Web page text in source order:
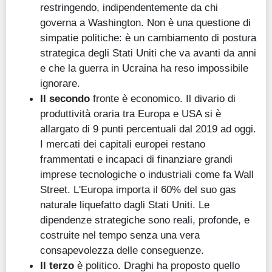
restringendo, indipendentemente da chi
governa a Washington. Non è una questione di
simpatie politiche: è un cambiamento di postura
strategica degli Stati Uniti che va avanti da anni
e che la guerra in Ucraina ha reso impossibile
ignorare.
Il secondo fronte è economico. Il divario di
produttività oraria tra Europa e USA si è
allargato di 9 punti percentuali dal 2019 ad oggi.
I mercati dei capitali europei restano
frammentati e incapaci di finanziare grandi
imprese tecnologiche o industriali come fa Wall
Street. L'Europa importa il 60% del suo gas
naturale liquefatto dagli Stati Uniti. Le
dipendenze strategiche sono reali, profonde, e
costruite nel tempo senza una vera
consapevolezza delle conseguenze.
Il terzo è politico. Draghi ha proposto quello